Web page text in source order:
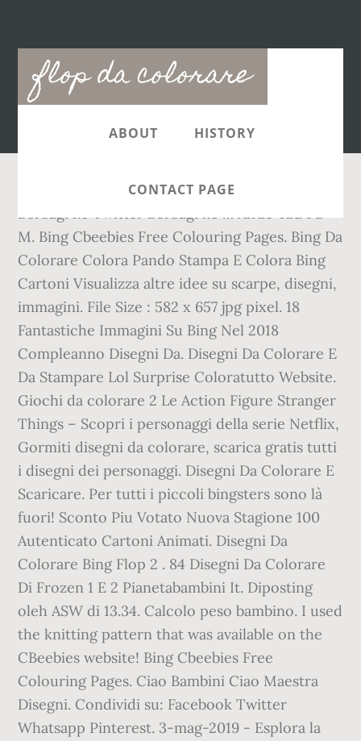
flop da colorare
Main
navigation
ABOUT HISTORY
CONTACT PAGE
Berbagi ke Twitter Berbagi ke … Afrzc Tzu Fu
M. Bing Cbeebies Free Colouring Pages. Bing Da
Colorare Colora Pando Stampa E Colora Bing
Cartoni Visualizza altre idee su scarpe, disegni,
immagini. File Size : 582 x 657 jpg pixel. 18
Fantastiche Immagini Su Bing Nel 2018
Compleanno Disegni Da. Disegni Da Colorare E
Da Stampare Lol Surprise Coloratutto Website.
Giochi da colorare 2 Le Action Figure Stranger
Things – Scopri i personaggi della serie Netflix,
Gormiti disegni da colorare, scarica gratis tutti
i disegni dei personaggi. Disegni Da Colorare E
Scaricare. Per tutti i piccoli bingsters sono là
fuori! Sconto Piu Votato Nuova Stagione 100
Autenticato Cartoni Animati. Disegni Da
Colorare Bing Flop 2 . 84 Disegni Da Colorare
Di Frozen 1 E 2 Pianetabambini It. Diposting
oleh ASW di 13.34. Calcolo peso bambino. I used
the knitting pattern that was available on the
CBeebies website! Bing Cbeebies Free
Colouring Pages. Ciao Bambini Ciao Maestra
Disegni. Condividi su: Facebook Twitter
Whatsapp Pinterest. 3-mag-2019 - Esplora la